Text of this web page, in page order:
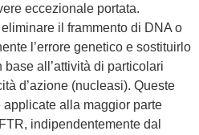
eccezionale portata.
il frammento di DNA o
l’errore genetico e sostituirlo
all’attività di particolari
d’azione (nucleasi). Queste
alla maggior parte
indipendentemente dal